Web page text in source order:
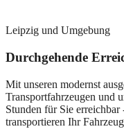
Leipzig und Umgebung
Durchgehende
Mit unseren modernst
Transportfahrzeugen und
Stunden für Sie
transportieren Ihr